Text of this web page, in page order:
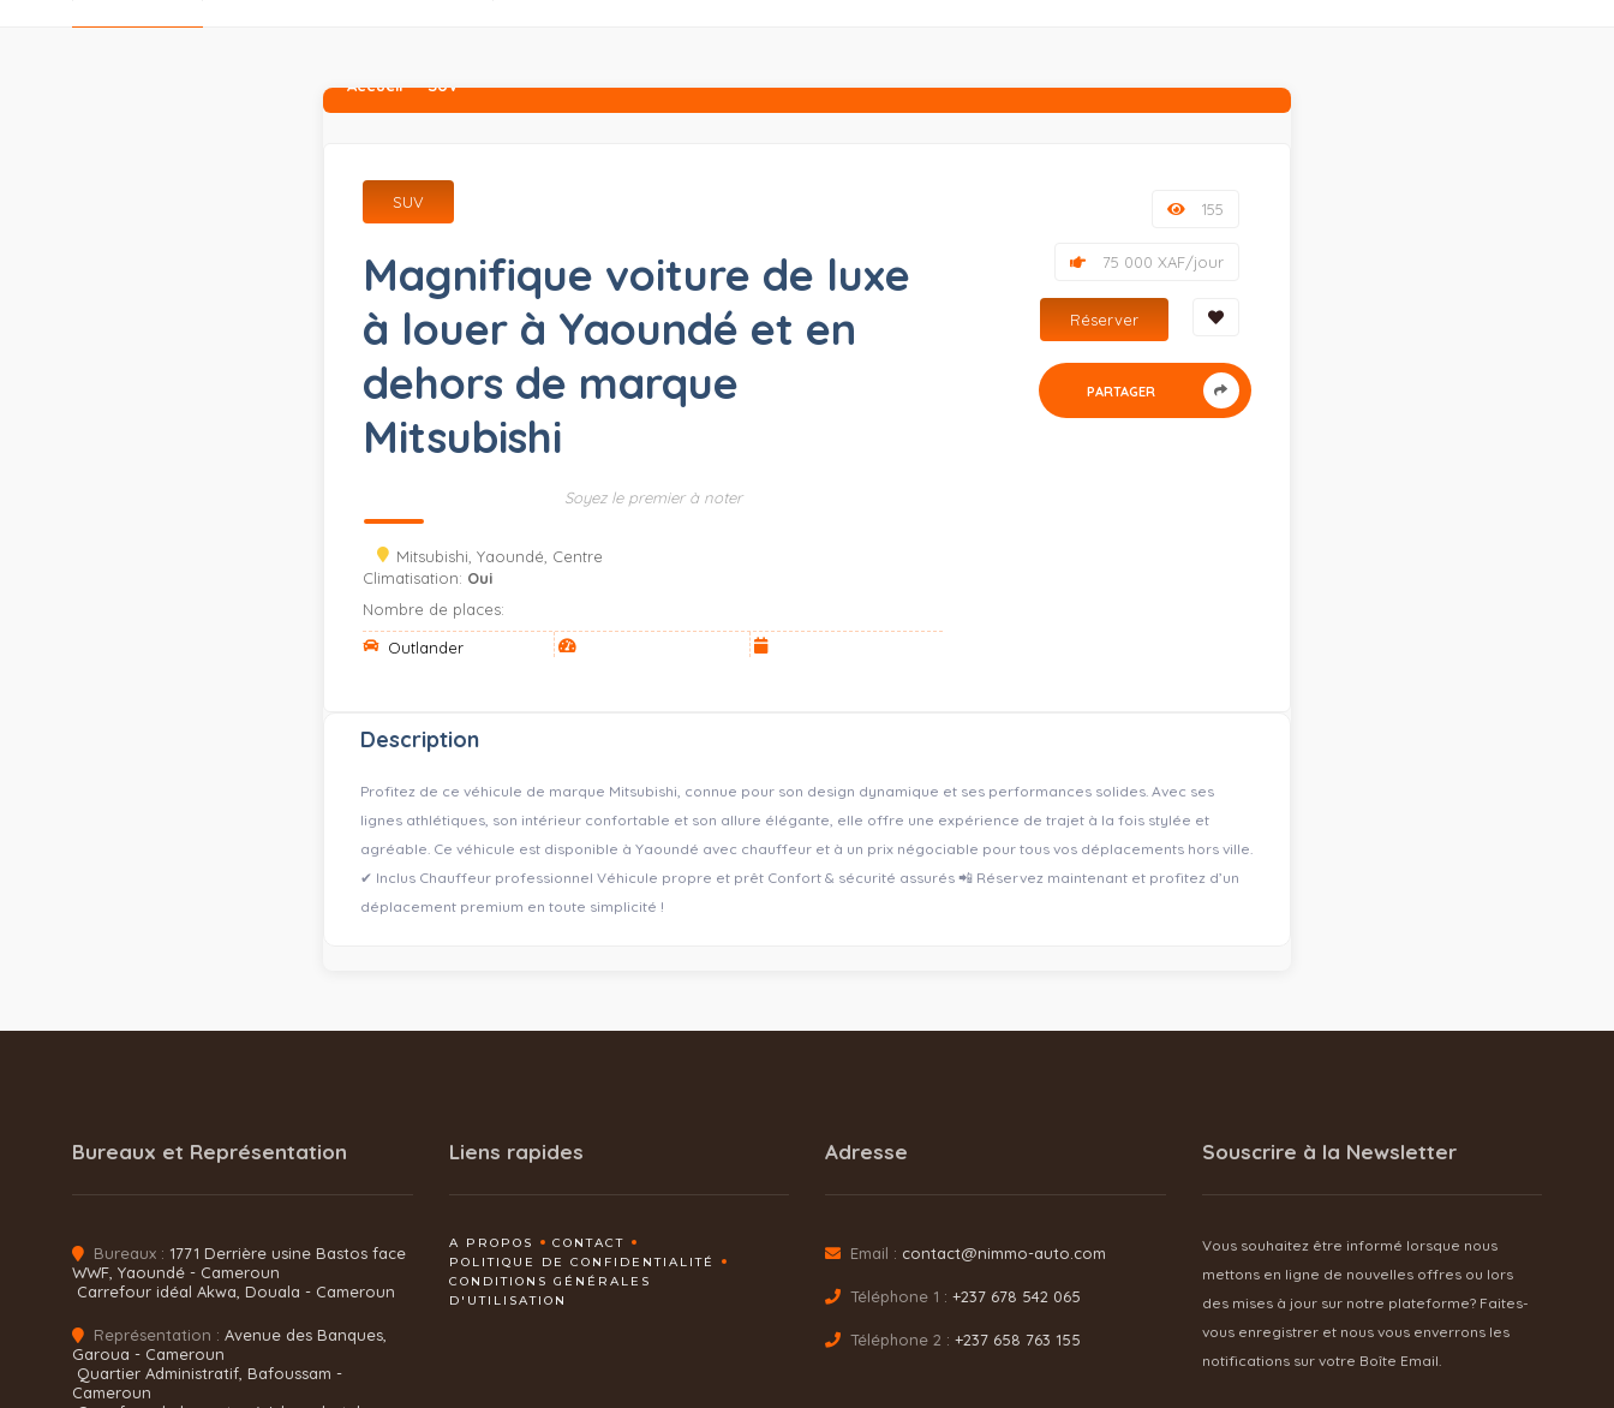
Accueil SUV
SUV
Magnifique voiture de luxe
à louer à Yaoundé et en
dehors de marque
Mitsubishi
Soyez le premier à noter
Mitsubishi, Yaoundé, Centre
Climatisation: Oui
Nombre de places:
Outlander
155
75 000 XAF/jour
Réserver
PARTAGER
Description
Profitez de ce véhicule de marque Mitsubishi, connue pour son design dynamique et ses performances solides. Avec ses
lignes athlétiques, son intérieur confortable et son allure élégante, elle offre une expérience de trajet à la fois stylée et
agréable. Ce véhicule est disponible à Yaoundé avec chauffeur et à un prix négociable pour tous vos déplacements hors ville.
✔ Inclus Chauffeur professionnel Véhicule propre et prêt Confort & sécurité assurés 📲 Réservez maintenant et profitez d’un
déplacement premium en toute simplicité !
Bureaux et Représentation
Bureaux : 1771 Derrière usine Bastos face
WWF, Yaoundé - Cameroun
Carrefour idéal Akwa, Douala - Cameroun
Représentation : Avenue des Banques,
Garoua - Cameroun
Quartier Administratif, Bafoussam -
Cameroun
Liens rapides
A PROPOS
CONTACT
POLITIQUE DE CONFIDENTIALITÉ
CONDITIONS GÉNÉRALES
D'UTILISATION
Adresse
Email : contact@nimmo-auto.com
Téléphone 1 : +237 678 542 065
Téléphone 2 : +237 658 763 155
Souscrire à la Newsletter
Vous souhaitez être informé lorsque nous
mettons en ligne de nouvelles offres ou lors
des mises à jour sur notre plateforme? Faites-
vous enregistrer et nous vous enverrons les
notifications sur votre Boîte Email.